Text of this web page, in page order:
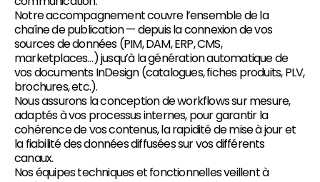
Notre accompagnement couvre l’ensemble de la
chaîne de publication — depuis la connexion de vos
sources de données (PIM, DAM, ERP, CMS,
marketplaces…) jusqu’à la génération automatique de
vos documents InDesign (catalogues, fiches produits, PLV,
brochures, etc.).
Nous assurons la conception de workflows sur mesure,
adaptés à vos processus internes, pour garantir la
cohérence de vos contenus, la rapidité de mise à jour et
la fiabilité des données diffusées sur vos différents
canaux.
Nos équipes techniques et fonctionnelles veillent à